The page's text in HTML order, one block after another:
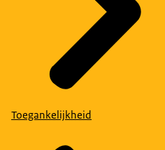
Toegankelijkheid